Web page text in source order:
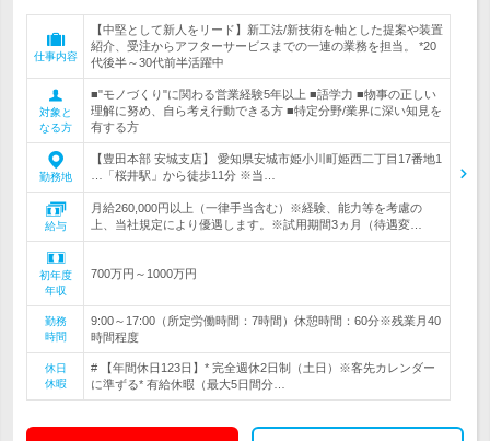
仕事内容
【中堅として新人をリード】新工法/新技術を軸とした提案や装置
紹介、受注からアフターサービスまでの一連の業務を担当。 *20
代後半～30代前半活躍中
対象と
なる方
■"モノづくり"に関わる営業経験5年以上 ■語学力 ■物事の正しい
理解に努め、自ら考え行動できる方 ■特定分野/業界に深い知見を
有する方
勤務地
【豊田本部 安城支店】 愛知県安城市姫小川町姫西二丁目17番地1
…「桜井駅」から徒歩11分 ※当…
給与
月給260,000円以上（一律手当含む）※経験、能力等を考慮の
上、当社規定により優遇します。※試用期間3ヵ月（待遇変…
初年度
年収
700万円～1000万円
勤務
時間
9:00～17:00（所定労働時間：7時間）休憩時間：60分※残業月40
時間程度
休日
休暇
# 【年間休日123日】* 完全週休2日制（土日）※客先カレンダー
に準ずる* 有給休暇（最大5日間分…